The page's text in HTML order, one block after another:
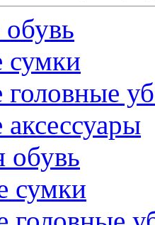
сумки
обувь
сумки